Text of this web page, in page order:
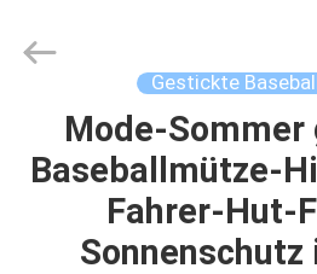
HAUS
PRODUKTE
Ltd..
Gestickte
Mode-
Baseballmütze-
Fahrer-Hut-
Sonnenschutz